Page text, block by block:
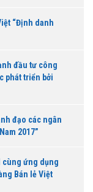
“Định danh
đầu tư công
phát triển bởi
đạo các ngân
2017”
cùng ứng dụng
Bán lẻ Việt